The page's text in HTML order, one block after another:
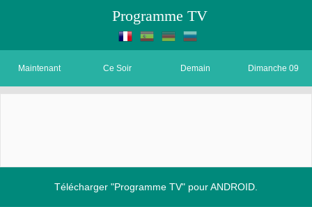
Programme TV
Maintenant Ce Soir Demain Dimanche 09
Télécharger "Programme TV" pour ANDROID.